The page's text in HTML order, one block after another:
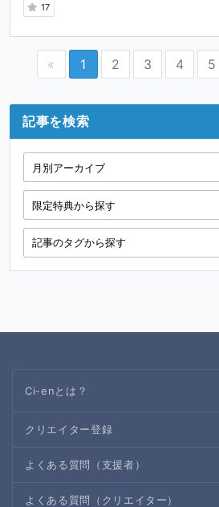
17
« 1 2 3 4 5
記事を検索
Ci-enとは？
クリエイター登録
よくある質問（支援者）
よくある質問（クリエイター）